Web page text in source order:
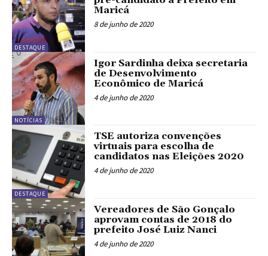
DESTAQUE
Maricá
8 de junho de 2020
NOTÍCIAS
Igor Sardinha deixa secretaria
de Desenvolvimento
Econômico de Maricá
4 de junho de 2020
DESTAQUE
TSE autoriza convenções
virtuais para escolha de
candidatos nas Eleições 2020
4 de junho de 2020
Vereadores de São Gonçalo
aprovam contas de 2018 do
prefeito José Luiz Nanci
4 de junho de 2020